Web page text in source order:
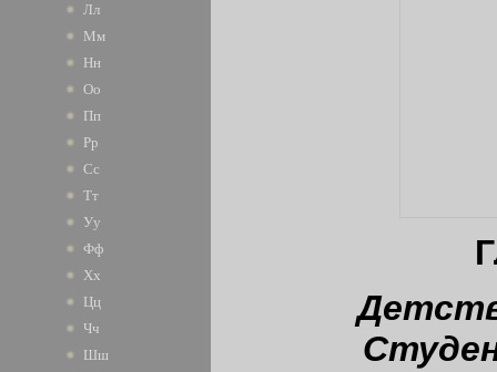
Лл
Мм
Нн
Оо
Пп
Рр
Сс
Тт
Уу
Фф
Хх
Цц
Чч
Шш